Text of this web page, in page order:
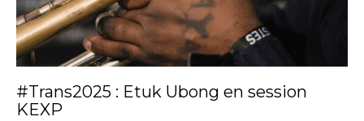
#Trans2025 : Etuk Ubong en session
KEXP